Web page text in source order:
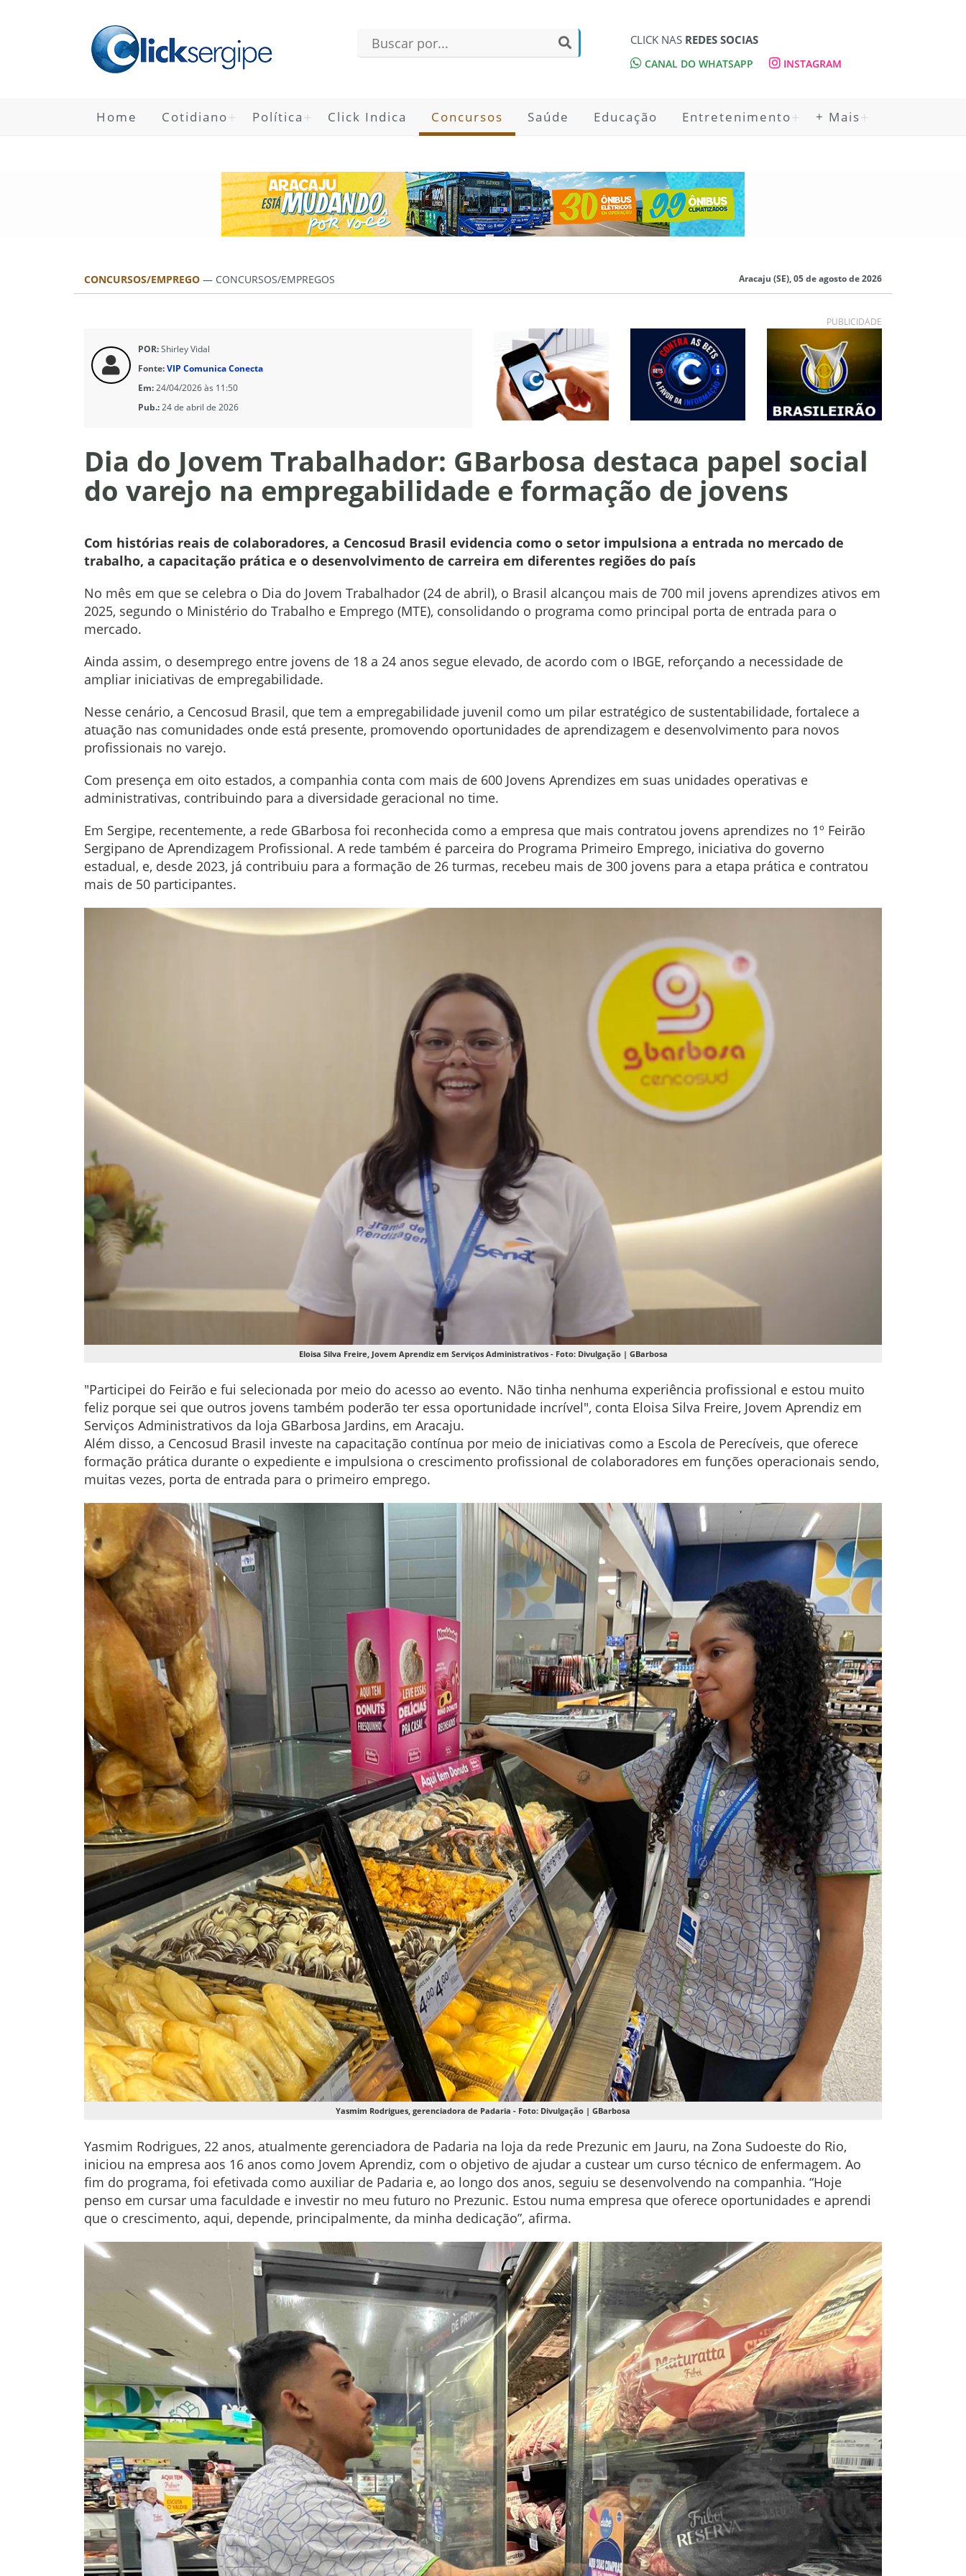
CLICK NAS REDES SOCIAS
CANAL DO WHATSAPP INSTAGRAM
Home Cotidiano Política Click Indica Concursos Saúde Educação Entretenimento + Mais
CONCURSOS/EMPREGO — CONCURSOS/EMPREGOS Aracaju (SE), 05 de agosto de 2026
PUBLICIDADE
POR:Shirley Vidal
Fonte:VIP Comunica Conecta
Em:24/04/2026 às 11:50
Pub.:24 de abril de 2026
Dia do Jovem Trabalhador: GBarbosa destaca papel social
do varejo na empregabilidade e formação de jovens
Com histórias reais de colaboradores, a Cencosud Brasil evidencia como o setor impulsiona a entrada no mercado de
trabalho, a capacitação prática e o desenvolvimento de carreira em diferentes regiões do país
No mês em que se celebra o Dia do Jovem Trabalhador (24 de abril), o Brasil alcançou mais de 700 mil jovens aprendizes ativos em
2025, segundo o Ministério do Trabalho e Emprego (MTE), consolidando o programa como principal porta de entrada para o
mercado.
Ainda assim, o desemprego entre jovens de 18 a 24 anos segue elevado, de acordo com o IBGE, reforçando a necessidade de
ampliar iniciativas de empregabilidade.
Nesse cenário, a Cencosud Brasil, que tem a empregabilidade juvenil como um pilar estratégico de sustentabilidade, fortalece a
atuação nas comunidades onde está presente, promovendo oportunidades de aprendizagem e desenvolvimento para novos
profissionais no varejo.
Com presença em oito estados, a companhia conta com mais de 600 Jovens Aprendizes em suas unidades operativas e
administrativas, contribuindo para a diversidade geracional no time.
Em Sergipe, recentemente, a rede GBarbosa foi reconhecida como a empresa que mais contratou jovens aprendizes no 1º Feirão
Sergipano de Aprendizagem Profissional. A rede também é parceira do Programa Primeiro Emprego, iniciativa do governo
estadual, e, desde 2023, já contribuiu para a formação de 26 turmas, recebeu mais de 300 jovens para a etapa prática e contratou
mais de 50 participantes.
Eloisa Silva Freire, Jovem Aprendiz em Serviços Administrativos - Foto: Divulgação | GBarbosa
"Participei do Feirão e fui selecionada por meio do acesso ao evento. Não tinha nenhuma experiência profissional e estou muito
feliz porque sei que outros jovens também poderão ter essa oportunidade incrível", conta Eloisa Silva Freire, Jovem Aprendiz em
Serviços Administrativos da loja GBarbosa Jardins, em Aracaju.
Além disso, a Cencosud Brasil investe na capacitação contínua por meio de iniciativas como a Escola de Perecíveis, que oferece
formação prática durante o expediente e impulsiona o crescimento profissional de colaboradores em funções operacionais sendo,
muitas vezes, porta de entrada para o primeiro emprego.
Yasmim Rodrigues, gerenciadora de Padaria - Foto: Divulgação | GBarbosa
Yasmim Rodrigues, 22 anos, atualmente gerenciadora de Padaria na loja da rede Prezunic em Jauru, na Zona Sudoeste do Rio,
iniciou na empresa aos 16 anos como Jovem Aprendiz, com o objetivo de ajudar a custear um curso técnico de enfermagem. Ao
fim do programa, foi efetivada como auxiliar de Padaria e, ao longo dos anos, seguiu se desenvolvendo na companhia. “Hoje
penso em cursar uma faculdade e investir no meu futuro no Prezunic. Estou numa empresa que oferece oportunidades e aprendi
que o crescimento, aqui, depende, principalmente, da minha dedicação”, afirma.